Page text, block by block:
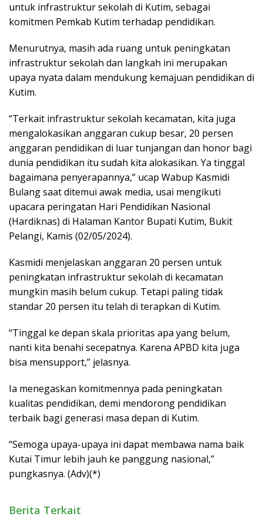
untuk infrastruktur sekolah di Kutim, sebagai
komitmen Pemkab Kutim terhadap pendidikan.
Menurutnya, masih ada ruang untuk peningkatan
infrastruktur sekolah dan langkah ini merupakan
upaya nyata dalam mendukung kemajuan pendidikan di
Kutim.
“Terkait infrastruktur sekolah kecamatan, kita juga
mengalokasikan anggaran cukup besar, 20 persen
anggaran pendidikan di luar tunjangan dan honor bagi
dunia pendidikan itu sudah kita alokasikan. Ya tinggal
bagaimana penyerapannya,” ucap Wabup Kasmidi
Bulang saat ditemui awak media, usai mengikuti
upacara peringatan Hari Pendidikan Nasional
(Hardiknas) di Halaman Kantor Bupati Kutim, Bukit
Pelangi, Kamis (02/05/2024).
Kasmidi menjelaskan anggaran 20 persen untuk
peningkatan infrastruktur sekolah di kecamatan
mungkin masih belum cukup. Tetapi paling tidak
standar 20 persen itu telah di terapkan di Kutim.
“Tinggal ke depan skala prioritas apa yang belum,
nanti kita benahi secepatnya. Karena APBD kita juga
bisa mensupport,” jelasnya.
Ia menegaskan komitmennya pada peningkatan
kualitas pendidikan, demi mendorong pendidikan
terbaik bagi generasi masa depan di Kutim.
“Semoga upaya-upaya ini dapat membawa nama baik
Kutai Timur lebih jauh ke panggung nasional,”
pungkasnya. (Adv)(*)
Berita Terkait